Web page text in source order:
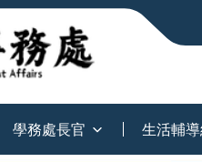
學務處長官 生活輔